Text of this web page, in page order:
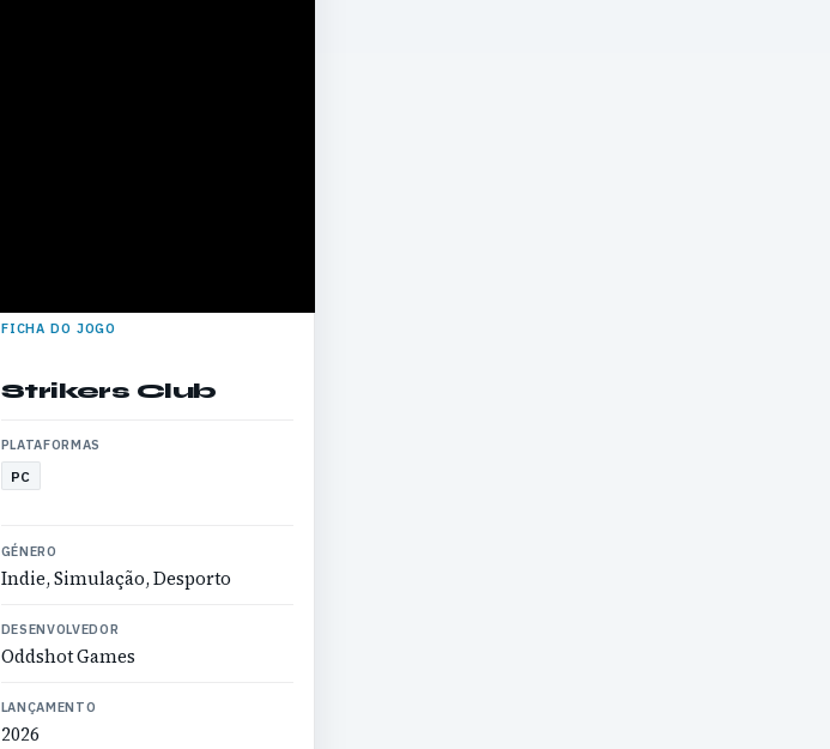
FICHA DO JOGO
Strikers Club
PLATAFORMAS
PC
GÉNERO
Indie, Simulação, Desporto
DESENVOLVEDOR
Oddshot Games
LANÇAMENTO
2026